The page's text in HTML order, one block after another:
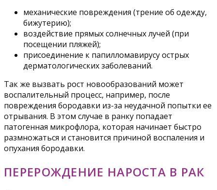
механические повреждения (трение об одежду,
бижутерию);
воздействие прямых солнечных лучей (при
посещении пляжей);
присоединение к папилломавирусу острых
дерматологических заболеваний.
Так же вызвать рост новообразований может
воспалительный процесс, например, после
повреждения бородавки из-за неудачной попытки ее
отрывания. В этом случае в ранку попадает
патогенная микрофлора, которая начинает быстро
размножаться и становится причиной воспаления и
опухания бородавки.
ПЕРЕРОЖДЕНИЕ НАРОСТА В РАК